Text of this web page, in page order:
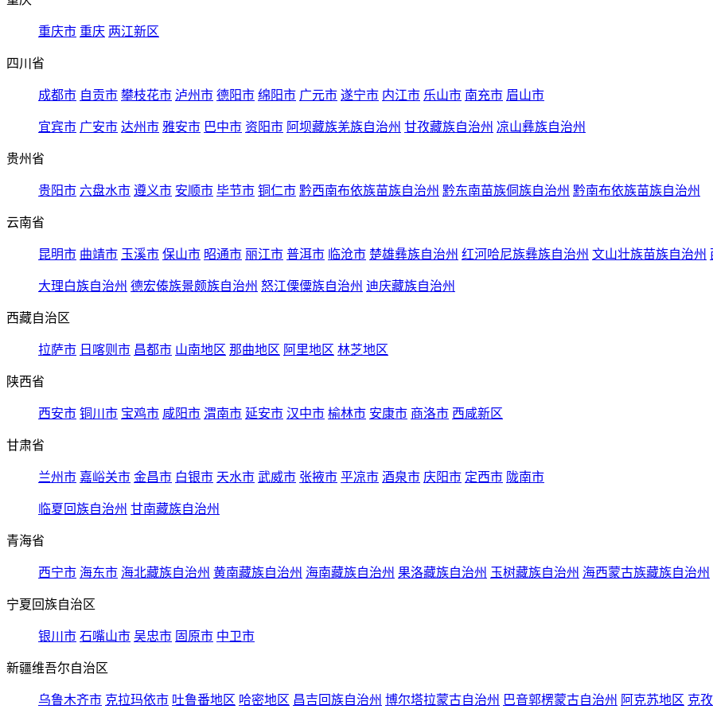
重庆市 重庆 两江新区
四川省
成都市 自贡市 攀枝花市 泸州市 德阳市 绵阳市 广元市 遂宁市 内江市 乐山市 南充市 眉山市
宜宾市 广安市 达州市 雅安市 巴中市 资阳市 阿坝藏族羌族自治州 甘孜藏族自治州 凉山彝族自治州
贵州省
贵阳市 六盘水市 遵义市 安顺市 毕节市 铜仁市 黔西南布依族苗族自治州 黔东南苗族侗族自治州 黔南布依族苗族自治州
云南省
昆明市 曲靖市 玉溪市 保山市 昭通市 丽江市 普洱市 临沧市 楚雄彝族自治州 红河哈尼族彝族自治州 文山壮族苗族自治州
大理白族自治州 德宏傣族景颇族自治州 怒江傈僳族自治州 迪庆藏族自治州
西藏自治区
拉萨市 日喀则市 昌都市 山南地区 那曲地区 阿里地区 林芝地区
陕西省
西安市 铜川市 宝鸡市 咸阳市 渭南市 延安市 汉中市 榆林市 安康市 商洛市 西咸新区
甘肃省
兰州市 嘉峪关市 金昌市 白银市 天水市 武威市 张掖市 平凉市 酒泉市 庆阳市 定西市 陇南市
临夏回族自治州 甘南藏族自治州
青海省
西宁市 海东市 海北藏族自治州 黄南藏族自治州 海南藏族自治州 果洛藏族自治州 玉树藏族自治州 海西蒙古族藏族自治州
宁夏回族自治区
银川市 石嘴山市 吴忠市 固原市 中卫市
新疆维吾尔自治区
乌鲁木齐市 克拉玛依市 吐鲁番地区 哈密地区 昌吉回族自治州 博尔塔拉蒙古自治州 巴音郭楞蒙古自治州 阿克苏地区 克